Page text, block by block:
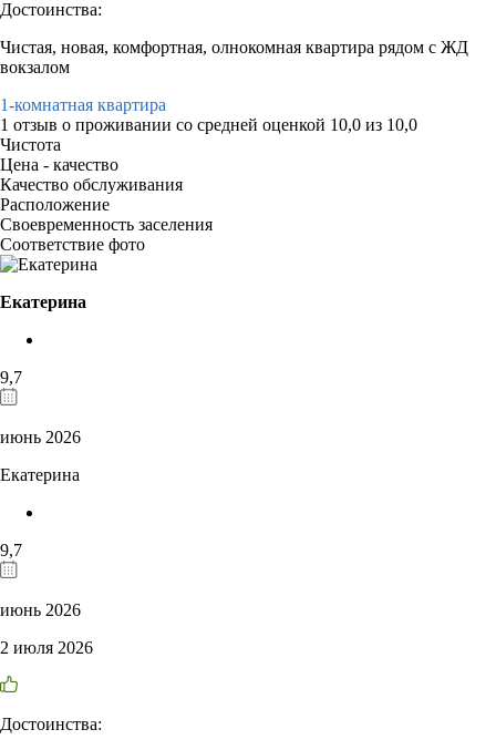
Достоинства:
Чистая, новая, комфортная, олнокомная квартира рядом с ЖД
вокзалом
1-комнатная квартира
1 отзыв о проживании со средней оценкой 10,0 из 10,0
Чистота
Цена - качество
Качество обслуживания
Расположение
Своевременность заселения
Соответствие фото
Екатерина
9,7
июнь 2026
Екатерина
9,7
июнь 2026
2 июля 2026
Достоинства: